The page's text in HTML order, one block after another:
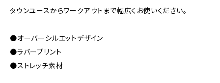
タウンユースからワークアウトまで幅広くお使いください。
●オーバーシルエットデザイン
●ラバープリント
●ストレッチ素材